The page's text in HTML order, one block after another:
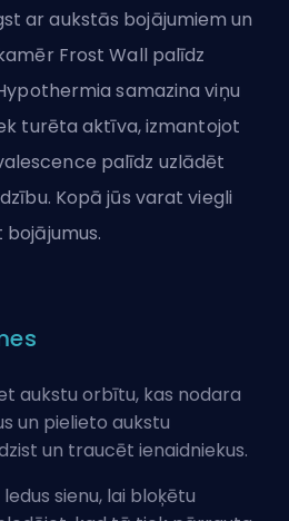
ar aukstās bojājumiem un
Frost Wall palīdz
samazina viņu
turēta aktīva, izmantojot
palīdz uzlādēt
Kopā jūs varat viegli
aukstu orbītu, kas nodara
un pielieto aukstu
un traucēt ienaidniekus.
sienu, lai bloķētu